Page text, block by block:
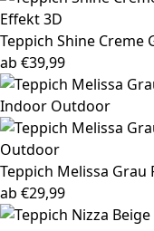
Teppich Shine Creme
ab €39,99
Teppich Melissa Grau
ab €29,99